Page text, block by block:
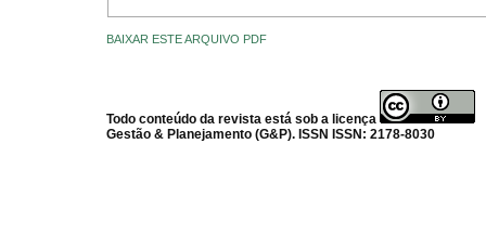
BAIXAR ESTE ARQUIVO PDF
Todo conteúdo da revista está sob a licença
Gestão & Planejamento (G&P). ISSN ISSN: 2178-8030